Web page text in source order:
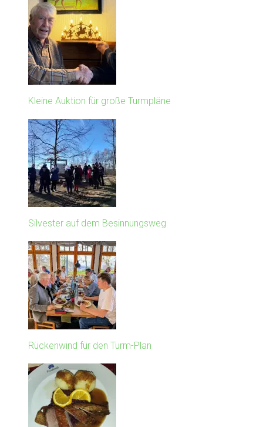
Kleine Auktion für große Turmpläne
Silvester auf dem Besinnungsweg
Rückenwind für den Turm-Plan